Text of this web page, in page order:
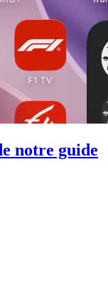
notre guide